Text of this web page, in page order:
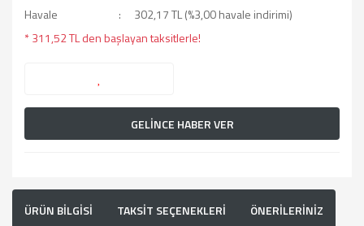
Havale
302,17 TL (%3,00 havale indirimi)
* 311,52 TL den başlayan taksitlerle!
GELİNCE HABER VER
ÜRÜN BİLGİSİ TAKSİT SEÇENEKLERİ ÖNERİLERİNİZ